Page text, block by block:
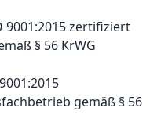
gemäß § 56